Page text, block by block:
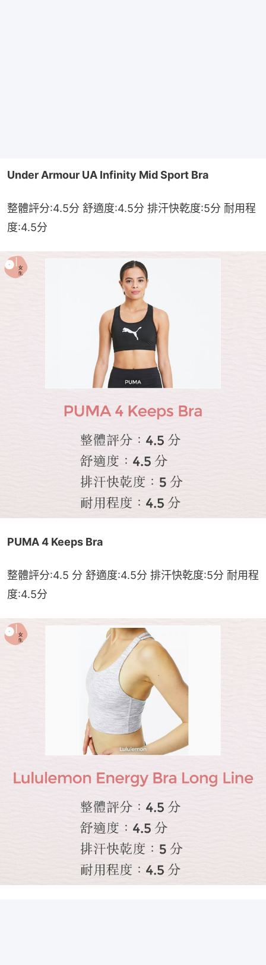
Under Armour UA Infinity Mid Sport Bra
整體評分:4.5分 舒適度:4.5分 排汗快乾度:5分 耐用程
度:4.5分
PUMA 4 Keeps Bra
整體評分:4.5 分 舒適度:4.5分 排汗快乾度:5分 耐用程
度:4.5分